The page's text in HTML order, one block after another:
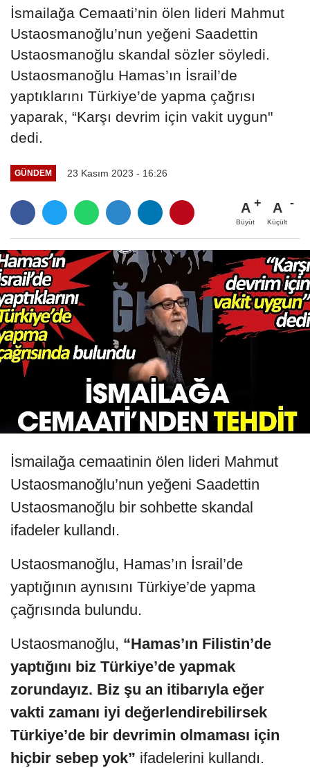
İsmailağa Cemaati’nin ölen lideri Mahmut
Ustaosmanoğlu’nun yeğeni Saadettin
Ustaosmanoğlu skandal sözler söyledi.
Ustaosmanoğlu Hamas’ın İsrail’de
yaptıklarını Türkiye’de yapma çağrısı
yaparak, “Karşı devrim için vakit uygun"
dedi.
GÜNDEM 23 Kasım 2023 - 16:26
A
Büyüt
A
Küçült
İsmailağa cemaatinin ölen lideri Mahmut
Ustaosmanoğlu’nun yeğeni Saadettin
Ustaosmanoğlu bir sohbette skandal
ifadeler kullandı.
Ustaosmanoğlu, Hamas’ın İsrail’de
yaptığının aynısını Türkiye’de yapma
çağrısında bulundu.
Ustaosmanoğlu, “Hamas’ın Filistin’de
yaptığını biz Türkiye’de yapmak
zorundayız. Biz şu an itibarıyla eğer
vakti zamanı iyi değerlendirebilirsek
Türkiye’de bir devrimin olmaması için
hiçbir sebep yok” ifadelerini kullandı.